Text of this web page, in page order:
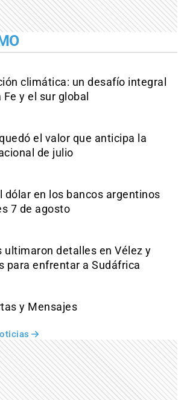
climática: un desafío integral
y el sur global
el valor que anticipa la
de julio
dólar en los bancos argentinos
7 de agosto
ultimaron detalles en Vélez y
para enfrentar a Sudáfrica
y Mensajes